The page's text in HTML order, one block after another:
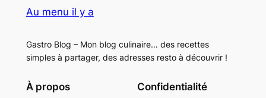
Au menu il y a
Gastro Blog – Mon blog culinaire… des recettes
simples à partager, des adresses resto à découvrir !
À propos Confidentialité